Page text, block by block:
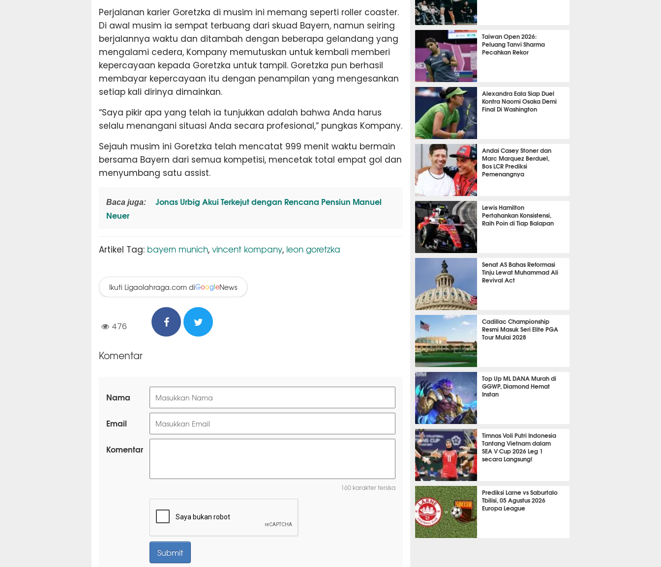
Perjalanan karier Goretzka di musim ini memang seperti roller coaster.
Di awal musim ia sempat terbuang dari skuad Bayern, namun seiring
berjalannya waktu dan ditambah dengan beberapa gelandang yang
mengalami cedera, Kompany memutuskan untuk kembali memberi
kepercayaan kepada Goretzka untuk tampil. Goretzka pun berhasil
membayar kepercayaan itu dengan penampilan yang mengesankan
setiap kali dirinya dimainkan.
“Saya pikir apa yang telah ia tunjukkan adalah bahwa Anda harus
selalu menangani situasi Anda secara profesional,” pungkas Kompany.
Sejauh musim ini Goretzka telah mencatat 999 menit waktu bermain
bersama Bayern dari semua kompetisi, mencetak total empat gol dan
menyumbang satu assist.
Baca juga:
Jonas Urbig Akui Terkejut dengan Rencana Pensiun Manuel
Neuer
Artikel Tag: bayern munich, vincent kompany, leon goretzka
Ikuti Ligaolahraga.com diGoogleNews
476
Komentar
Nama
Email
Komentar
160 karakter tersisa
BASKET
Taiwan Open 2026:
Peluang Tanvi Sharma
Pecahkan Rekor
BADMINTON
Alexandra Eala Siap Duel
Kontra Naomi Osaka Demi
Final Di Washington
TENIS
Andai Casey Stoner dan
Marc Marquez Berduel,
Bos LCR Prediksi
Pemenangnya
MOTOGP
Lewis Hamilton
Pertahankan Konsistensi,
Raih Poin di Tiap Balapan
F1
Senat AS Bahas Reformasi
Tinju Lewat Muhammad Ali
Revival Act
TINJU
Cadillac Championship
Resmi Masuk Seri Elite PGA
Tour Mulai 2028
GOLF
Top Up ML DANA Murah di
GGWP, Diamond Hemat
Instan
ESPORTS
Timnas Voli Putri Indonesia
Tantang Vietnam dalam
SEA V Cup 2026 Leg 1
secara Langsung!
OLAHRAGA LAIN
Prediksi Larne vs Saburtalo
Tbilisi, 05 Agustus 2026
Europa League